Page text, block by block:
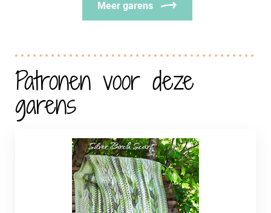
Meer garens
Patronen voor deze
garens